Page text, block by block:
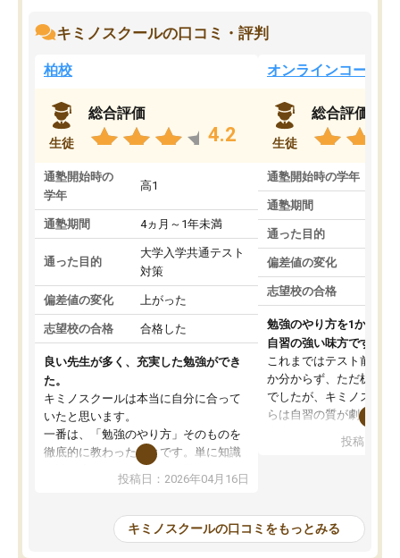
キミノスクールの口コミ・評判
柏校
生徒
総合評価
4.2
通塾開始時の
学年
高1
通塾期間 4ヵ月～1年未満
通った目的
大学入学共通テスト
対策
偏差値の変化 上がった
志望校の合格 合格した
良い先生が多く、充実した勉強ができ
た。
キミノスクールは本当に自分に合って
いたと思います。
一番は、「勉強のやり方」そのものを
徹底的に教わったことです。単に知識
を詰め込むのではなく、自学自習の習
慣が身につくよう並走してくれるの
はなくなりました。
投稿日：2026年04月16日
オンラインコース
生徒
総合評価
通塾開始時の学年
通塾期間
通った目的
偏差値の変化
志望校の合格
勉強のやり方を1から教
自習の強い味方です。
これまではテスト前に何
か分からず、ただ机に座
でしたが、キミノスクー
らは自習の質が劇的に変
を明確にしてくれるの
の仕方をコーチングして
ルなので、家での学習習
投稿日：
キミノスクールの口コミをもっとみる